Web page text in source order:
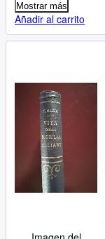
Mostrar más
Añadir al carrito